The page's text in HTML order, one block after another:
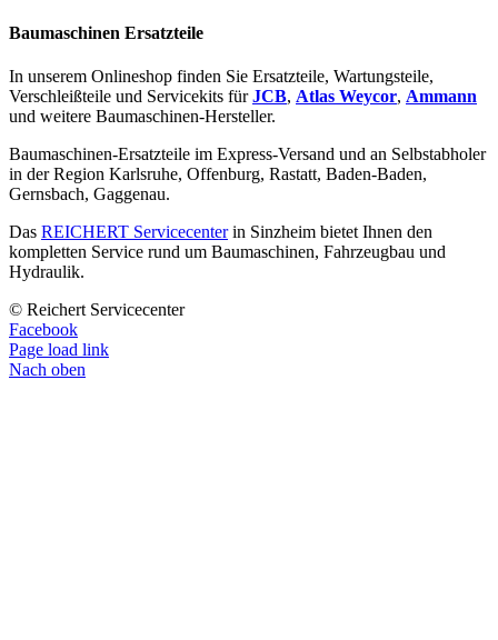
Baumaschinen Ersatzteile
In unserem Onlineshop finden Sie Ersatzteile, Wartungsteile,
Verschleißteile und Servicekits fürJCB, Atlas Weycor, Ammann
und weitere Baumaschinen-Hersteller.
Baumaschinen-Ersatzteile im Express-Versand und an Selbstabholer
in der Region Karlsruhe, Offenburg, Rastatt, Baden-Baden,
Gernsbach, Gaggenau.
Das REICHERT Servicecenterin Sinzheim bietet Ihnen den
kompletten Service rund um Baumaschinen, Fahrzeugbau und
Hydraulik.
© Reichert Servicecenter
Facebook
Page load link
Nach oben